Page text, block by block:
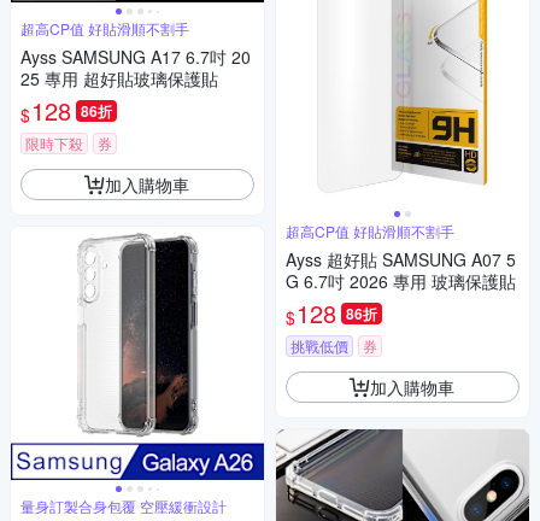
超高CP值 好貼滑順不割手
Ayss SAMSUNG A17 6.7吋 20
25 專用 超好貼玻璃保護貼
$128 86折
限時下殺 券
加入購物車
量身訂製合身包覆 空壓緩衝設計
超高CP值 好貼滑順不割手
Ayss 超好貼 SAMSUNG A07 5
G 6.7吋 2026 專用 玻璃保護貼
$128 86折
挑戰低價 券
加入購物車